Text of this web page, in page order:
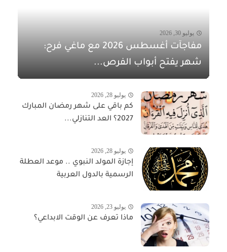
يوليو 30, 2026
مفاجآت أغسطس 2026 مع ماغي فرح:
شهر يفتح أبواب الفرص...
يوليو 28, 2026
كم باقي على شهر رمضان المبارك
2027؟ العد التنازلي...
يوليو 28, 2026
إجازة المولد النبوي .. موعد العطلة
الرسمية بالدول العربية
يوليو 23, 2026
ماذا تعرف عن الوقت الابداعي؟